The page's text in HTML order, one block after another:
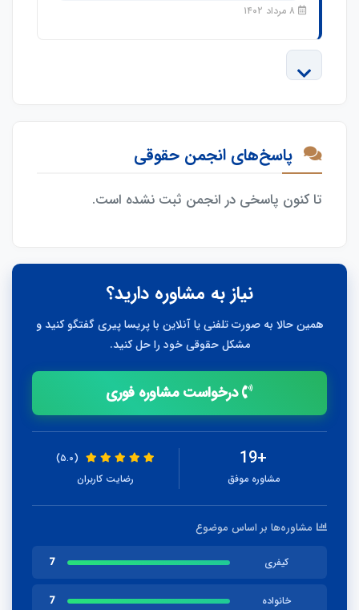
بیشترپاسخ‌های انجمن حقوقی
تا کنون پاسخی در انجمن ثبت نشده است.
نیاز به مشاوره دارید؟
همین حالا به صورت تلفنی یا آنلاین با پریسا پیری گفتگو کنید و
مشکل حقوقی خود را حل کنید.
درخواست مشاوره فوری
+19
مشاوره موفق
(۵.۰)
رضایت کاربران
مشاوره‌ها بر اساس موضوع
کیفری 7
خانواده 7